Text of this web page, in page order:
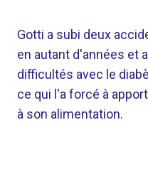
Gotti a subi deux
en autant d'années et
difficultés avec le
ce qui l'a forcé à
à son alimentation.